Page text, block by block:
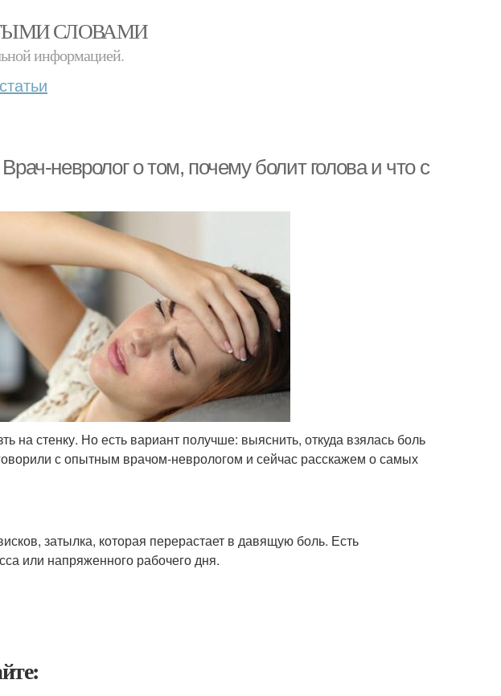
СЛОВАМИ
информацией.
статьи
невролог о том, почему болит голова и что с
на стенку. Но есть вариант получше: выяснить, откуда взялась боль
с опытным врачом-неврологом и сейчас расскажем о самых
затылка, которая перерастает в давящую боль. Есть
или напряженного рабочего дня.